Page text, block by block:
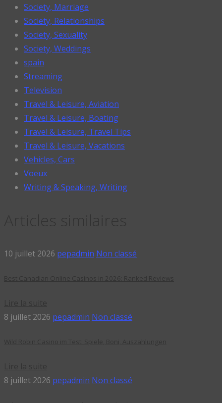
Society, Marriage
Society, Relationships
Society, Sexuality
Society, Weddings
spain
Streaming
Television
Travel & Leisure, Aviation
Travel & Leisure, Boating
Travel & Leisure, Travel Tips
Travel & Leisure, Vacations
Vehicles, Cars
Voeux
Writing & Speaking, Writing
10 juillet 2026 pepadmin Non classé
8 juillet 2026 pepadmin Non classé
8 juillet 2026 pepadmin Non classé